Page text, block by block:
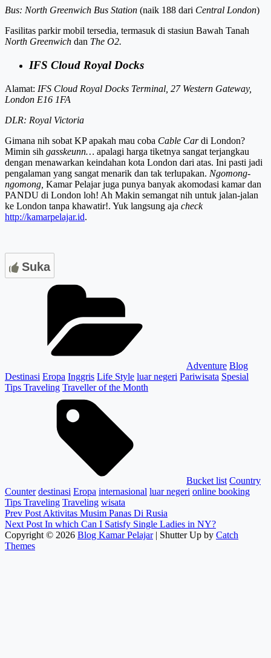
Bus: North Greenwich Bus Station (naik 188 dari Central London)
Fasilitas parkir mobil tersedia, termasuk di stasiun Bawah Tanah
North Greenwich dan The O2.
IFS Cloud Royal Docks
Alamat: IFS Cloud Royal Docks Terminal, 27 Western Gateway,
London E16 1FA
DLR: Royal Victoria
Gimana nih sobat KP apakah mau coba Cable Cardi London?
Mimin sih gasskeunn… apalagi harga tiketnya sangat terjangkau
dengan menawarkan keindahan kota London dari atas. Ini pasti jadi
pengalaman yang sangat menarik dan tak terlupakan. Ngomong-
ngomong, Kamar Pelajar juga punya banyak akomodasi kamar dan
PANDU di London loh! Ah Makin semangat nih untuk jalan-jalan
ke London tanpa khawatir!. Yuk langsung aja check
http://kamarpelajar.id.
Suka
Adventure Blog
Destinasi Eropa Inggris Life Style luar negeri Pariwisata Spesial
Tips Traveling Traveller of the Month
Bucket list Country
Counter destinasi Eropa internasional luar negeri online booking
Tips Traveling Traveling wisata
Post
navigation
Previous
Post
Prev Post Aktivitas Musim Panas Di Rusia
Next
Post
Next Post In which Can I Satisfy Single Ladies in NY?
Copyright © 2026 Blog Kamar Pelajar | Shutter Up by Catch
Themes